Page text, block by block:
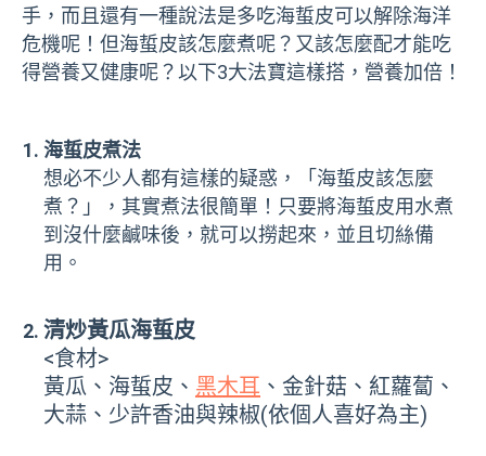
手，而且還有一種說法是多吃海蜇皮可以解除海洋
危機呢！但海蜇皮該怎麼煮呢？又該怎麼配才能吃
得營養又健康呢？以下3大法寶這樣搭，營養加倍！
海蜇皮煮法
想必不少人都有這樣的疑惑，「海蜇皮該怎麼
煮？」，其實煮法很簡單！只要將海蜇皮用水煮
到沒什麼鹹味後，就可以撈起來，並且切絲備
用。
清炒黃瓜海蜇皮
<食材>
黃瓜、海蜇皮、 黑木耳 、金針菇、紅蘿蔔、
大蒜、少許香油與辣椒(依個人喜好為主)